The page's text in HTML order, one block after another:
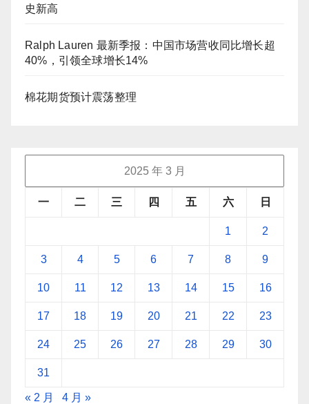
史新高
Ralph Lauren 最新季报：中国市场营收同比增长超
40%，引领全球增长14%
棉花期货预计震荡整理
2025 年 3 月
一 二 三 四 五 六 日
1 2
3 4 5 6 7 8 9
10 11 12 13 14 15 16
17 18 19 20 21 22 23
24 25 26 27 28 29 30
31
« 2 月 4 月 »